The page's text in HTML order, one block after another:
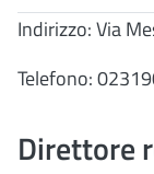
Indirizzo: Via
Telefono:
Direttore